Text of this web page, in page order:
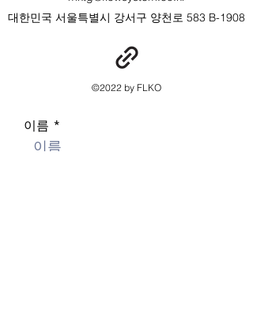
대한민국 서울특별시 강서구 양천로 583 B-1908
©2022 by FLKO
이름